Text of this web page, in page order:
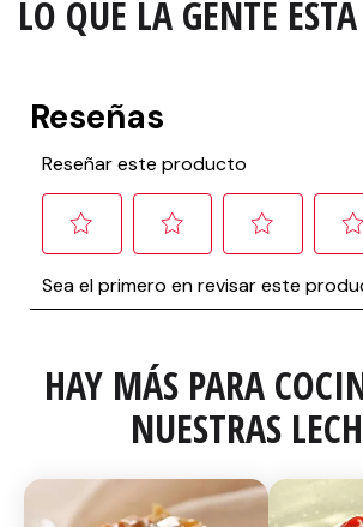
LO QUE LA GENTE
HAY MÁS PARA
NUESTRAS